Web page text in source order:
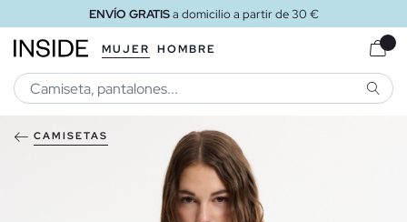
ENVÍO GRATISa domicilio a partir de 30 €
MUJER HOMBRE
CAMISETAS